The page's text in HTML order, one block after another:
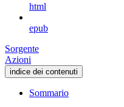
html
epub
Sorgente
Azioni
indice dei contenuti
Sommario